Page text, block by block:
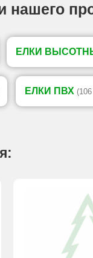
нашего
ЕЛКИ
ЕЛКИ ПВХ